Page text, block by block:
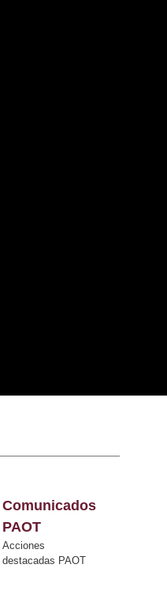
Comunicados
PAOT
Acciones
destacadas PAOT